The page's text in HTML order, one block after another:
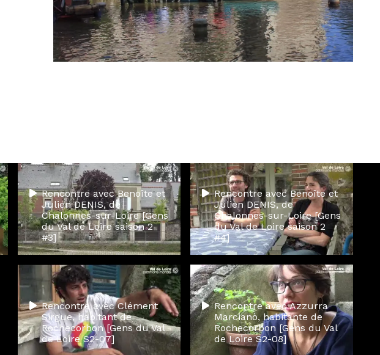
Rencontre avec Benoîte et
Julien DENIS, de
Chalonnes-sur-Loire [Gens
du Val de Loire saison 2
#3]
Rencontre avec Benoîte et
Julien DENIS, de
Chalonnes-sur-Loire [Gens
du Val de Loire saison 2
#4]
Rencontre avec Clément
Sirgue, habitant de
Rochecorbon [Gens du Val
de Loire S2-07]
Rencontre avec Azzurra
Marcianò, habitante de
Rochecorbon [Gens du Val
de Loire S2-08]
directement dans votre boîte mail.